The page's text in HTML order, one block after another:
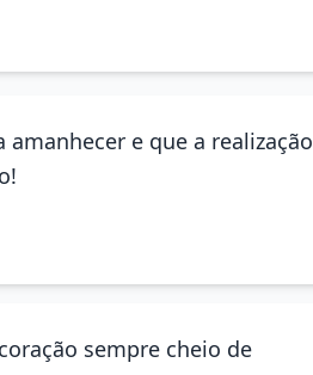
e que a realização
sempre cheio de